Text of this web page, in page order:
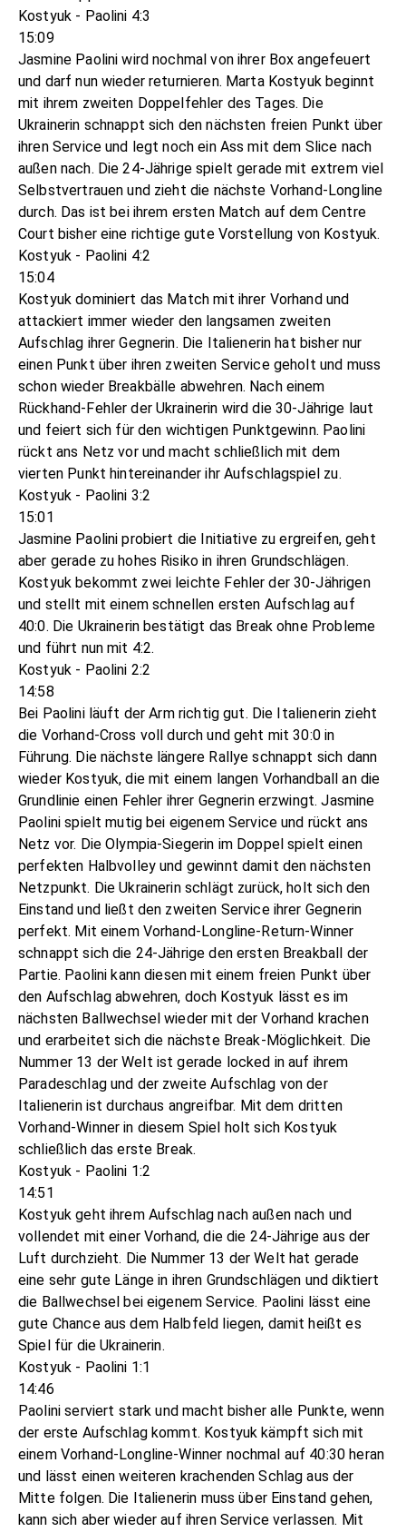
Kostyuk - Paolini 4:3
15:09
Jasmine Paolini wird nochmal von ihrer Box angefeuert
und darf nun wieder returnieren. Marta Kostyuk beginnt
mit ihrem zweiten Doppelfehler des Tages. Die
Ukrainerin schnappt sich den nächsten freien Punkt über
ihren Service und legt noch ein Ass mit dem Slice nach
außen nach. Die 24-Jährige spielt gerade mit extrem viel
Selbstvertrauen und zieht die nächste Vorhand-Longline
durch. Das ist bei ihrem ersten Match auf dem Centre
Court bisher eine richtige gute Vorstellung von Kostyuk.
Kostyuk - Paolini 4:2
15:04
Kostyuk dominiert das Match mit ihrer Vorhand und
attackiert immer wieder den langsamen zweiten
Aufschlag ihrer Gegnerin. Die Italienerin hat bisher nur
einen Punkt über ihren zweiten Service geholt und muss
schon wieder Breakbälle abwehren. Nach einem
Rückhand-Fehler der Ukrainerin wird die 30-Jährige laut
und feiert sich für den wichtigen Punktgewinn. Paolini
rückt ans Netz vor und macht schließlich mit dem
vierten Punkt hintereinander ihr Aufschlagspiel zu.
Kostyuk - Paolini 3:2
15:01
Jasmine Paolini probiert die Initiative zu ergreifen, geht
aber gerade zu hohes Risiko in ihren Grundschlägen.
Kostyuk bekommt zwei leichte Fehler der 30-Jährigen
und stellt mit einem schnellen ersten Aufschlag auf
40:0. Die Ukrainerin bestätigt das Break ohne Probleme
und führt nun mit 4:2.
Kostyuk - Paolini 2:2
14:58
Bei Paolini läuft der Arm richtig gut. Die Italienerin zieht
die Vorhand-Cross voll durch und geht mit 30:0 in
Führung. Die nächste längere Rallye schnappt sich dann
wieder Kostyuk, die mit einem langen Vorhandball an die
Grundlinie einen Fehler ihrer Gegnerin erzwingt. Jasmine
Paolini spielt mutig bei eigenem Service und rückt ans
Netz vor. Die Olympia-Siegerin im Doppel spielt einen
perfekten Halbvolley und gewinnt damit den nächsten
Netzpunkt. Die Ukrainerin schlägt zurück, holt sich den
Einstand und ließt den zweiten Service ihrer Gegnerin
perfekt. Mit einem Vorhand-Longline-Return-Winner
schnappt sich die 24-Jährige den ersten Breakball der
Partie. Paolini kann diesen mit einem freien Punkt über
den Aufschlag abwehren, doch Kostyuk lässt es im
nächsten Ballwechsel wieder mit der Vorhand krachen
und erarbeitet sich die nächste Break-Möglichkeit. Die
Nummer 13 der Welt ist gerade locked in auf ihrem
Paradeschlag und der zweite Aufschlag von der
Italienerin ist durchaus angreifbar. Mit dem dritten
Vorhand-Winner in diesem Spiel holt sich Kostyuk
schließlich das erste Break.
Kostyuk - Paolini 1:2
14:51
Kostyuk geht ihrem Aufschlag nach außen nach und
vollendet mit einer Vorhand, die die 24-Jährige aus der
Luft durchzieht. Die Nummer 13 der Welt hat gerade
eine sehr gute Länge in ihren Grundschlägen und diktiert
die Ballwechsel bei eigenem Service. Paolini lässt eine
gute Chance aus dem Halbfeld liegen, damit heißt es
Spiel für die Ukrainerin.
Kostyuk - Paolini 1:1
14:46
Paolini serviert stark und macht bisher alle Punkte, wenn
der erste Aufschlag kommt. Kostyuk kämpft sich mit
einem Vorhand-Longline-Winner nochmal auf 40:30 heran
und lässt einen weiteren krachenden Schlag aus der
Mitte folgen. Die Italienerin muss über Einstand gehen,
kann sich aber wieder auf ihren Service verlassen. Mit